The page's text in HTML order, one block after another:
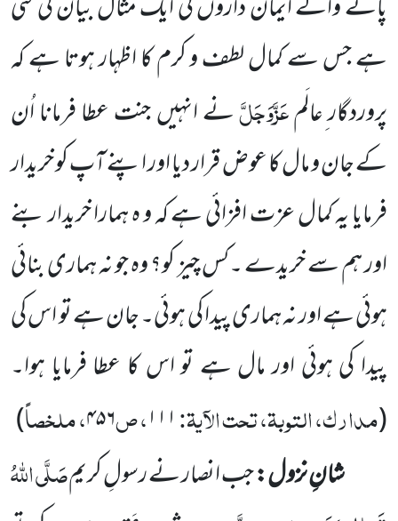
ہے جس سے کمال لطف و کرم کا اظہار ہوتا ہے کہ
پروردگار ِعالَمعَزَّوَجَلَّنے انہیں جنت عطا فرمانا اُن
کے جان و مال کا عوض قرار دیا اور اپنے آپ کو خریدار
فرمایا یہ کمال عزت افزائی ہے کہ و ہ ہماراخریداربنے
اور ہم سے خریدے ۔کس چیز کو؟ وہ جو نہ ہماری بنائی
ہوئی ہے اور نہ ہماری پیدا کی ہوئی۔ جان ہے تو اس کی
پیدا کیہوئی اور مال ہے تو اس کا عطا فرمایا ہوا۔
(مدارک، التوبۃ، تحت الآیۃ:۱۱۱، ص۴۵۶، ملخصاً)
شانِ نزول:جب انصار نے رسولِ کریمصَلَّی اللہُ